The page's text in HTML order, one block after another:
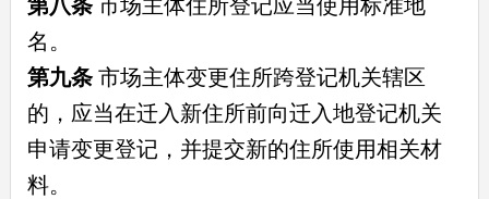
第八条市场主体住所登记应当使用标准地
名。
第九条市场主体变更住所跨登记机关辖区
的，应当在迁入新住所前向迁入地登记机关
申请变更登记，并提交新的住所使用相关材
料。